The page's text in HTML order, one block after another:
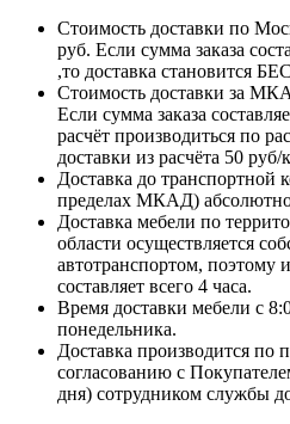
Стоимость доставки по
руб. Если сумма заказа
,то доставка становится
Стоимость доставки за
Если сумма заказа
расчёт производиться по
доставки из расчёта 50 руб/
Доставка до транспортной
пределах МКАД) абсолютно
Доставка мебели по
области осуществляется
автотранспортом, поэтому
составляет всего 4 часа.
Время доставки мебели с
понедельника.
Доставка производится по
согласованию с
дня) сотрудником службы